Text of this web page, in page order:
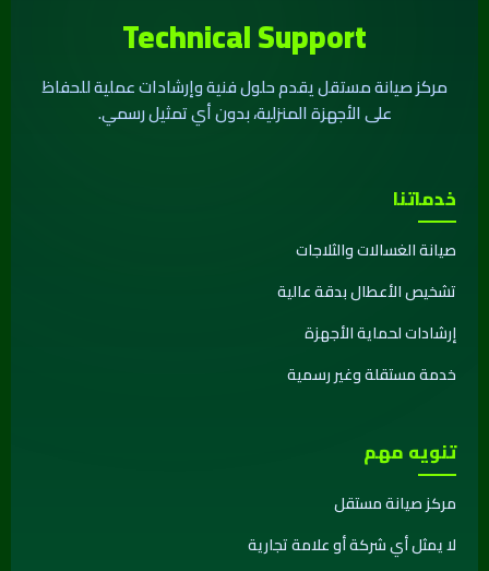
Technical Support
مركز صيانة مستقل يقدم حلول فنية وإرشادات عملية للحفاظ
على الأجهزة المنزلية، بدون أي تمثيل رسمي.
خدماتنا
صيانة الغسالات والثلاجات
تشخيص الأعطال بدقة عالية
إرشادات لحماية الأجهزة
خدمة مستقلة وغير رسمية
تنويه مهم
مركز صيانة مستقل
لا يمثل أي شركة أو علامة تجارية